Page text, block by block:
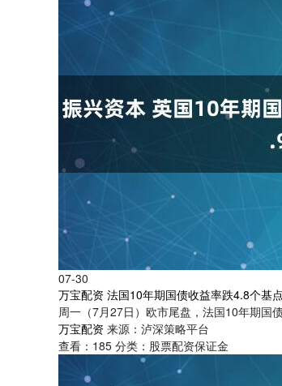
07-30
万宝配资 法国10年期国债收益率跌4.8个基
周一（7月27日）欧市尾盘，法国10年期国
万宝配资 来源：泸深策略平台
查看： 185 分类： 股票配资保证金